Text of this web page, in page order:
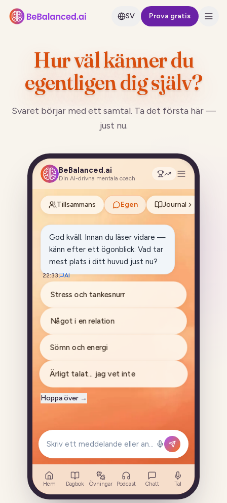
SV Prova gratis
Hur väl känner du
egentligen dig själv?
Svaret börjar med ett samtal. Ta det första här —
just nu.
BeBalanced.ai
Din AI-drivna mentala coach
Tillsammans Egen Journal
God kväll. Innan du läser vidare — känn efter ett
God kväll. Innan du läser vidare —
känn efter ett ögonblick: Vad tar
mest plats i ditt huvud just nu?
22:33 AI
Stress och tankesnurr
Något i en relation
Sömn och energi
Ärligt talat… jag vet inte
Hoppa över →
Skriv ett meddelande eller använd mikrofonen...
Hem Dagbok Övningar Podcast Chatt Tal